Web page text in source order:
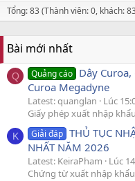
Tổng: 83 (Thành viên: 0, khách:
Bài mới nhất
Q Quảng cáo Dây
Curoa Megadyne
Latest: quanglan
Lúc
Giấy phép xuất nhập khẩu
K Giải đáp THỦ TỤC
NHẤT NĂM 2026
Latest: KeiraPham
Lúc
Chứng từ xuất nhập khẩu